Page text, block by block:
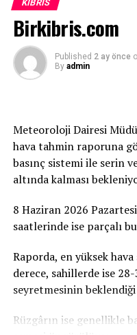
yapılacak küçük veya
taşıdığını belirterek,
nesillere yapılan bir
verilecek her destek ve
çocuklarımızın ve
projesine destek olmaya
Birçok Meslek
Merkezi’nde terzilik,
tesisatçılık, robotik
verilmesi planlanıyor.
eğitim altyapısına
gençlerin istihdam
KIBRIS
Birkibris.com
Published 2 ay önce
By admin
Meteoroloji Dairesi
hava tahmin raporuna
basınç sistemi ile serin
altında kalması
8 Haziran 2026
saatlerinde ise parçalı
Raporda, en yüksek hava
derece, sahillerde ise
seyretmesinin
Rüzgârın ise genellikle